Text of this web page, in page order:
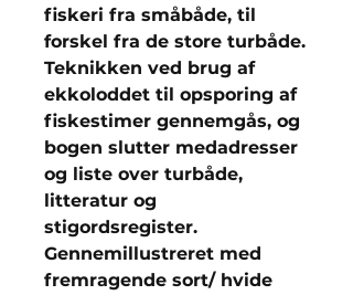
fiskeri fra småbåde, til
forskel fra de store turbåde.
Teknikken ved brug af
ekkoloddet til opsporing af
fiskestimer gennemgås, og
bogen slutter medadresser
og liste over turbåde,
litteratur og
stigordsregister.
Gennemillustreret med
fremragende sort/ hvide